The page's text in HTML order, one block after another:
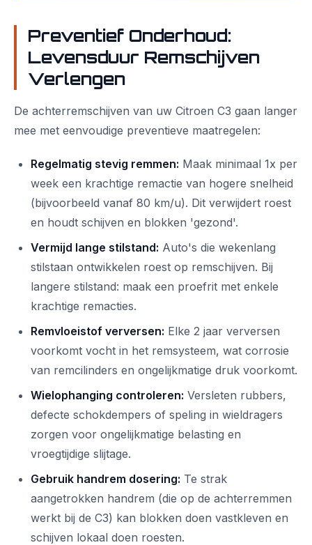
Preventief Onderhoud:
Levensduur Remschijven
Verlengen
De achterremschijven van uw Citroen C3 gaan langer
mee met eenvoudige preventieve maatregelen:
Regelmatig stevig remmen: Maak minimaal 1x per
week een krachtige remactie van hogere snelheid
(bijvoorbeeld vanaf 80 km/u). Dit verwijdert roest
en houdt schijven en blokken 'gezond'.
Vermijd lange stilstand: Auto's die wekenlang
stilstaan ontwikkelen roest op remschijven. Bij
langere stilstand: maak een proefrit met enkele
krachtige remacties.
Remvloeistof verversen: Elke 2 jaar verversen
voorkomt vocht in het remsysteem, wat corrosie
van remcilinders en ongelijkmatige druk voorkomt.
Wielophanging controleren: Versleten rubbers,
defecte schokdempers of speling in wieldragers
zorgen voor ongelijkmatige belasting en
vroegtijdige slijtage.
Gebruik handrem dosering: Te strak
aangetrokken handrem (die op de achterremmen
werkt bij de C3) kan blokken doen vastkleven en
schijven lokaal doen roesten.